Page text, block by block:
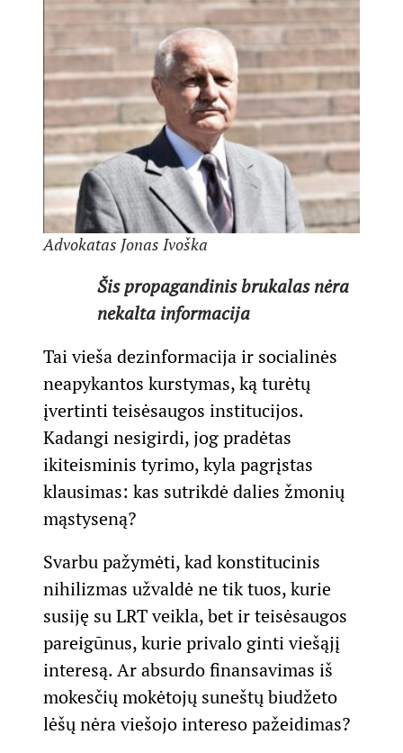
Advokatas Jonas Ivoška
Šis propagandinis brukalas nėra
nekalta informacija
Tai vieša dezinformacija ir socialinės
neapykantos kurstymas, ką turėtų
įvertinti teisėsaugos institucijos.
Kadangi nesigirdi, jog pradėtas
ikiteisminis tyrimo, kyla pagrįstas
klausimas: kas sutrikdė dalies žmonių
mąstyseną?
Svarbu pažymėti, kad konstitucinis
nihilizmas užvaldė ne tik tuos, kurie
susiję su LRT veikla, bet ir teisėsaugos
pareigūnus, kurie privalo ginti viešąjį
interesą. Ar absurdo finansavimas iš
mokesčių mokėtojų suneštų biudžeto
lėšų nėra viešojo intereso pažeidimas?